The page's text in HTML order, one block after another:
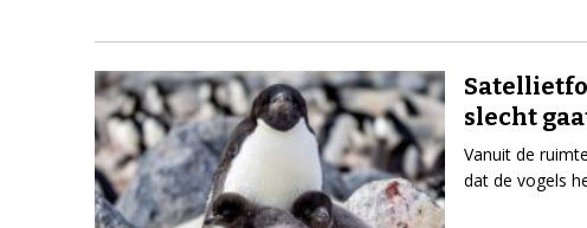
slecht
Vanuit de
dat de vogels